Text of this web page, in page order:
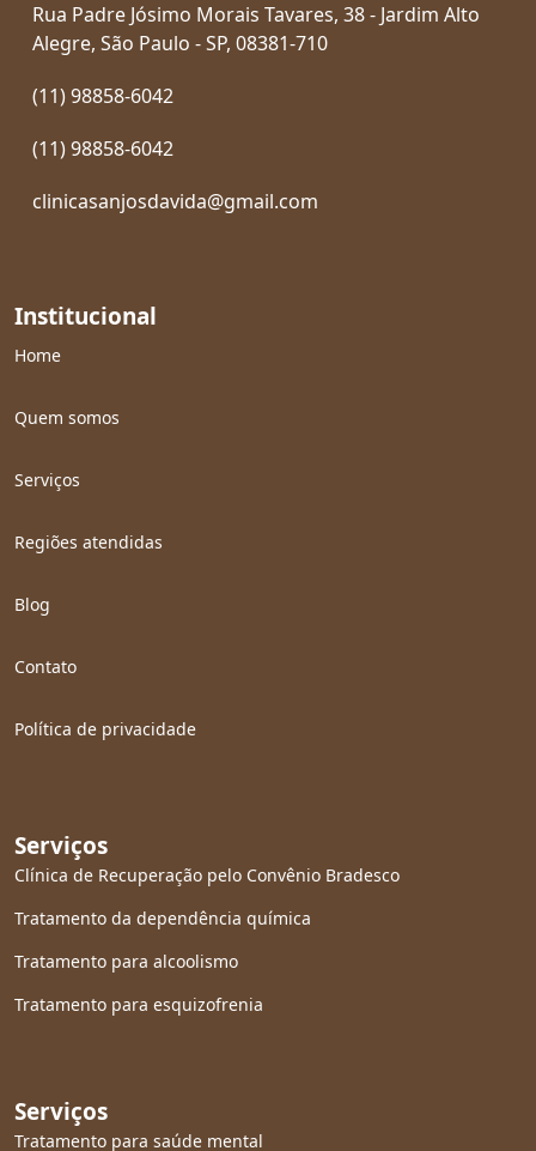
Rua Padre Jósimo Morais Tavares, 38 - Jardim Alto
Alegre, São Paulo - SP, 08381-710
(11) 98858-6042
(11) 98858-6042
clinicasanjosdavida@gmail.com
Institucional
Home
Quem somos
Serviços
Regiões atendidas
Blog
Contato
Política de privacidade
Serviços
Clínica de Recuperação pelo Convênio Bradesco
Tratamento da dependência química
Tratamento para alcoolismo
Tratamento para esquizofrenia
Serviços
Tratamento para saúde mental